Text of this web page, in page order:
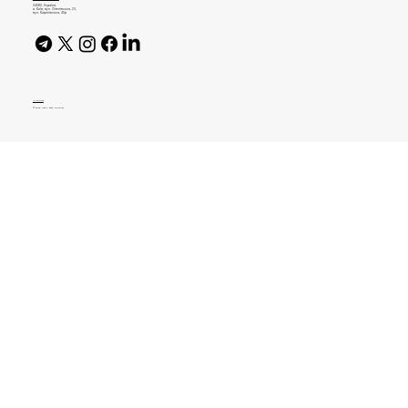
04080, Україна,
м. Київ, вул. Оленівська, 23,​
вул. Кирилівська, 40р
AI Policy
© 2026 High Bar Journal